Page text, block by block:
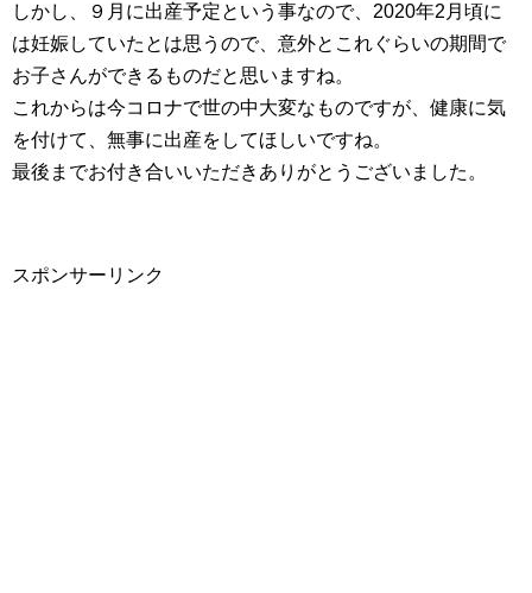
しかし、９月に出産予定という事なので、2020年2月頃に
は妊娠していたとは思うので、意外とこれぐらいの期間で
お子さんができるものだと思いますね。
これからは今コロナで世の中大変なものですが、健康に気
を付けて、無事に出産をしてほしいですね。
最後までお付き合いいただきありがとうございました。
スポンサーリンク